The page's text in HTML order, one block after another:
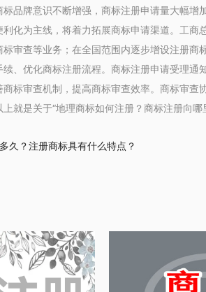
牌意识不断增强，商标注册申请量大幅增
为主线，将着力拓展商标申请渠道。工商
审查等业务；在全国范围内逐步增设注册
优化商标注册流程。商标注册申请受理通
审查机制，提高商标审查效率。商标审查
是关于“地理商标如何注册？商标注册向哪
久？注册商标具有什么特点？